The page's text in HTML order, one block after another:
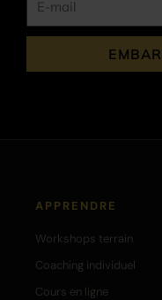
mail
APPRENDRE
Workshops terrain
Coaching individuel
Cours en ligne